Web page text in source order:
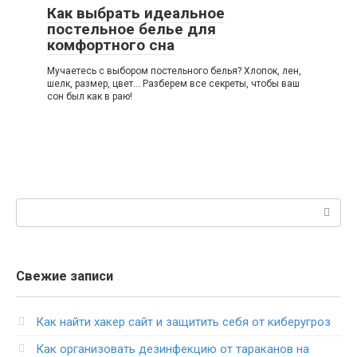
Как выбрать идеальное
постельное белье для
комфортного сна
Мучаетесь с выбором постельного белья? Хлопок, лен,
шелк, размер, цвет... Разберем все секреты, чтобы ваш
сон был как в раю!
Свежие записи
Как найти хакер сайт и защитить себя от киберугроз
Как организовать дезинфекцию от тараканов на